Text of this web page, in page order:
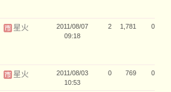
星火
2011/08/07
09:18
2 1,781 0
星火
2011/08/03
10:53
0 769 0